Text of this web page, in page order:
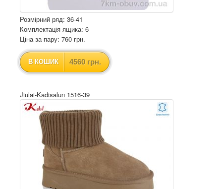
Розмірний ряд: 36-41
Комплектація ящика: 6
Ціна за пару: 760 грн.
В КОШИК 4560 грн.
Jiulai-Kadisalun 1516-39